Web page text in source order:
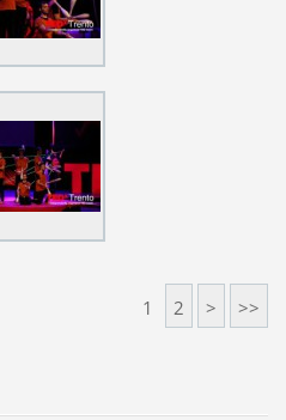
1 2 > >>